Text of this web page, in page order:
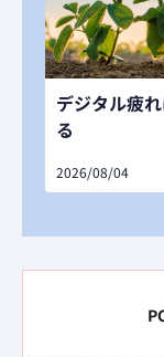
デジタル疲
る
2026/08/04